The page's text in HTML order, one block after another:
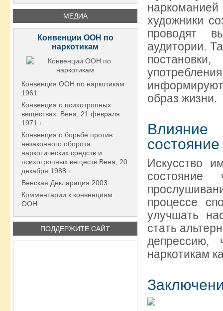
МЕДИА
Конвенции ООН по
наркотикам
Конвенция ООН по наркотикам
1961
Конвенция о психотропных
веществах. Вена, 21 февраля
1971 г.
Конвенция о борьбе против
незаконного оборота
наркотических средств и
психотропных веществ Вена, 20
декабря 1988 г.
Венская Декларация 2003
Комментарии к конвенциям
ООН
ПОДДЕРЖИТЕ САЙТ
художники
проводят
аудитории.
образ жизни.
Влияние
состояние
Искусство
состояние
процессе
улучшать
стать
депрессию,
наркотикам